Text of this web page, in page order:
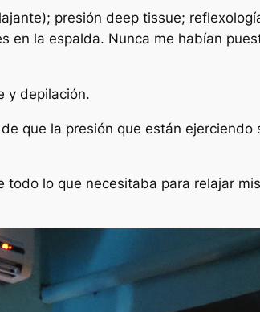
presión deep tissue;
en la espalda. Nunca me habían
y depilación.
que la presión que están
lo que necesitaba para relajar